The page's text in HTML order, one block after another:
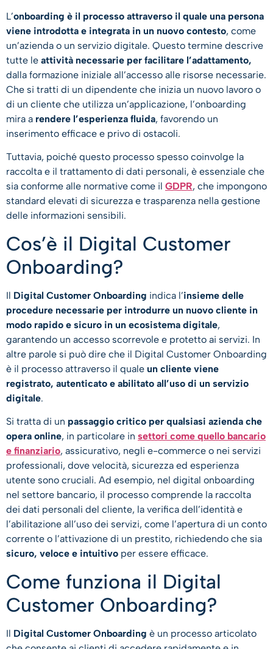
L’onboarding è il processo attraverso il quale una persona
viene introdotta e integrata in un nuovo contesto, come
un’azienda o un servizio digitale. Questo termine descrive
tutte le attività necessarie per facilitare l’adattamento,
dalla formazione iniziale all’accesso alle risorse necessarie.
Che si tratti di un dipendente che inizia un nuovo lavoro o
di un cliente che utilizza un’applicazione, l’onboarding
mira a rendere l’esperienza fluida, favorendo un
inserimento efficace e privo di ostacoli.
Tuttavia, poiché questo processo spesso coinvolge la
raccolta e il trattamento di dati personali, è essenziale che
sia conforme alle normative come il GDPR, che impongono
standard elevati di sicurezza e trasparenza nella gestione
delle informazioni sensibili.
Cos’è il Digital Customer
Onboarding?
Il Digital Customer Onboarding indica l’insieme delle
procedure necessarie per introdurre un nuovo cliente in
modo rapido e sicuro in un ecosistema digitale,
garantendo un accesso scorrevole e protetto ai servizi. In
altre parole si può dire che il Digital Customer Onboarding
è il processo attraverso il quale un cliente viene
registrato, autenticato e abilitato all’uso di un servizio
digitale.
Si tratta di un passaggio critico per qualsiasi azienda che
opera online, in particolare in settori come quello bancario
e finanziario, assicurativo, negli e-commerce o nei servizi
professionali, dove velocità, sicurezza ed esperienza
utente sono cruciali. Ad esempio, nel digital onboarding
nel settore bancario, il processo comprende la raccolta
dei dati personali del cliente, la verifica dell’identità e
l’abilitazione all’uso dei servizi, come l’apertura di un conto
corrente o l’attivazione di un prestito, richiedendo che sia
sicuro, veloce e intuitivo per essere efficace.
Come funziona il Digital
Customer Onboarding?
Il Digital Customer Onboarding è un processo articolato